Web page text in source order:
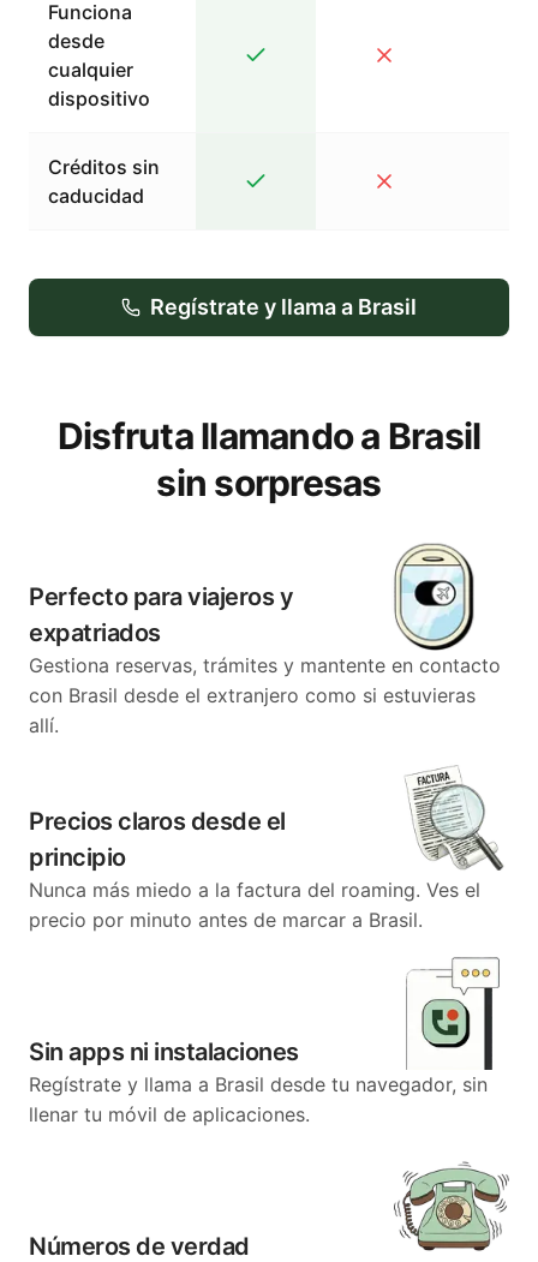
Funciona
desde
cualquier
dispositivo
Créditos sin
caducidad
Regístrate y llama a Brasil
Disfruta llamando a Brasil
sin sorpresas
Perfecto para viajeros y
expatriados
Gestiona reservas, trámites y mantente en contacto
con Brasil desde el extranjero como si estuvieras
allí.
Precios claros desde el
principio
Nunca más miedo a la factura del roaming. Ves el
precio por minuto antes de marcar a Brasil.
Sin apps ni instalaciones
Regístrate y llama a Brasil desde tu navegador, sin
llenar tu móvil de aplicaciones.
Números de verdad